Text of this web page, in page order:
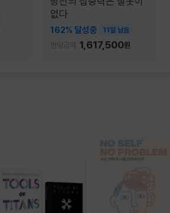
없다
162% 달성중 11일 남음
펀딩금액 1,617,500원